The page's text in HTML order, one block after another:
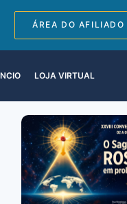
ÁREA DO AFILIADO
LOJA VIRTUAL